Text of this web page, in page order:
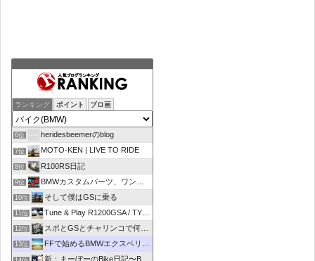
ランキング ポイント ブロ画
6位 heridesbeemerのblog
7位 MOTO-KEN | LIVE TO RIDE
8位 R100RS日記
9位 BMWカスタムパーツ、ワンオフマフラーのR-sty
10位 そして僕はGSに乗る
11位 Tune & Play R1200GSA / TYPE R
12位 スポとGSとチャリンコで何処いこう！
13位 FFで始めるBMWエクスペリエンス
新：まーぼーのBike日記〜BMW R1100RT〜